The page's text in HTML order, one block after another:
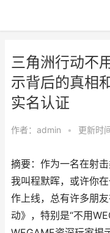
三角洲行动不
示背后的真相
实名认证
作者： admin • 更新时
摘要：作为一名在射
我叫程默晖，或许你
作上线，总有许多朋
动》，特别是“不用